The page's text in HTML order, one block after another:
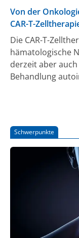
Von der
CAR-T-
Die CAR-T-
hämatologische
derzeit aber
Behandlung
eliminiert. Erste
rasche und
Normalisierung
klinische
einem frühen
Kosten und
Ergänzend
nächsten
natürliche
Schwerpunkte